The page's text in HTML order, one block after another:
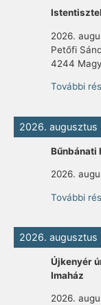
2026.
Petőfi
4244
További
2026. augusztus
Bűnbánati
2026.
További
2026. augusztus
Újkenyér
Imaház
2026.